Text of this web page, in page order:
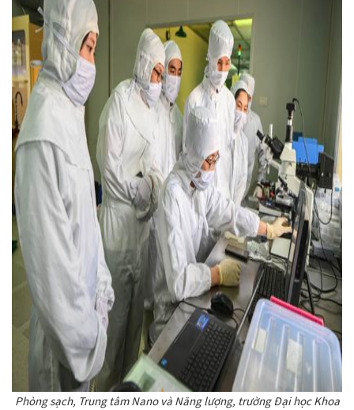
Phòng sạch, Trung tâm Nano và Năng lượng, trường Đại học Khoa